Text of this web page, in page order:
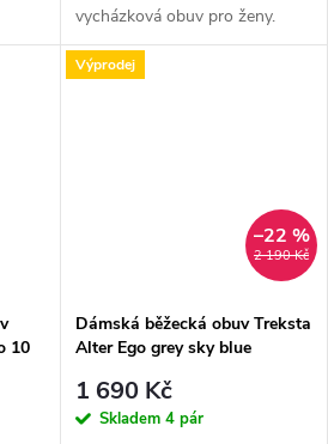
vycházková obuv pro ženy.
10
Výprodej
2 190 Kč
–22 %
Dámská běžecká obuv Treksta
Alter Ego grey sky blue
1 690 Kč
Skladem 4 pár